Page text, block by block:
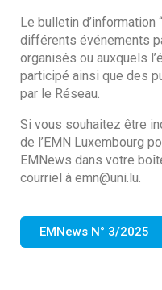
Le bulletin d’information
différents événements
organisés ou auxquels
participé ainsi que des
par le Réseau.
Si vous souhaitez être
de l’EMN Luxembourg
EMNews dans votre
courriel à emn@uni.lu.
EMNews N° 3/2025